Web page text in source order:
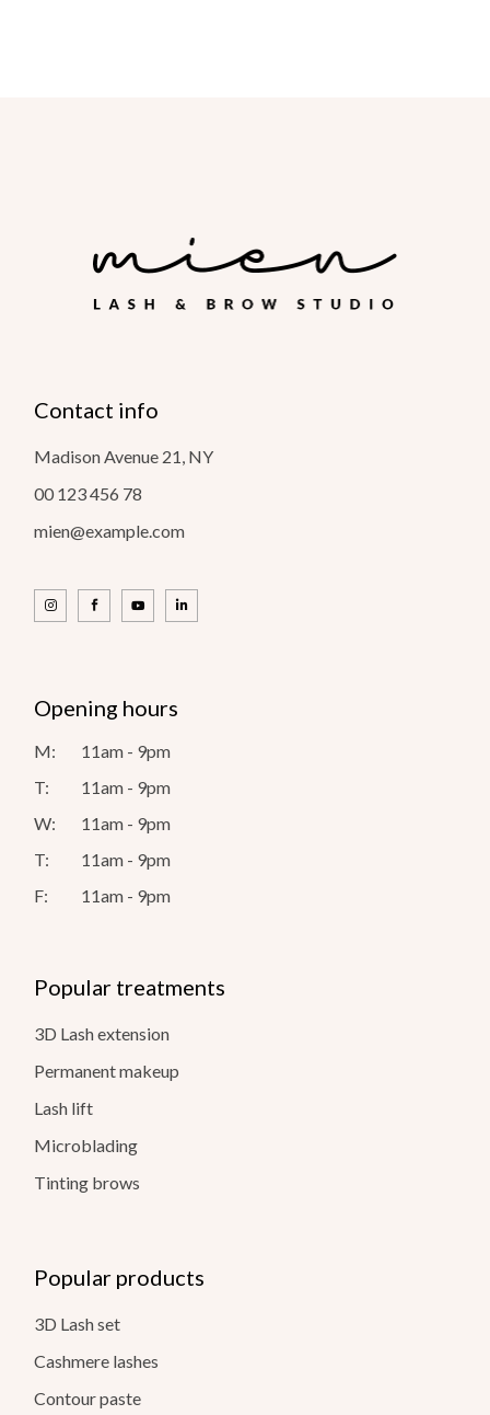
Contact info
Madison Avenue 21, NY
00 123 456 78
mien@example.com
Opening hours
M:
11am - 9pm
T:
11am - 9pm
W:
11am - 9pm
T:
11am - 9pm
F:
11am - 9pm
Popular treatments
3D Lash extension
Permanent makeup
Lash lift
Microblading
Tinting brows
Popular products
3D Lash set
Cashmere lashes
Contour paste